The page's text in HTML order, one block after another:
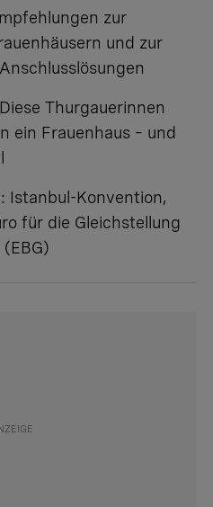
zur
und zur
Diese Thurgauerinnen
ein Frauenhaus – und
Istanbul-Konvention,
für die Gleichstellung